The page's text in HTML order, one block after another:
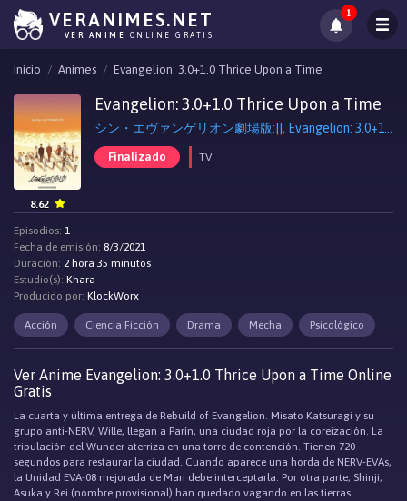
VERANIMES.NET
VER ANIME ONLINE GRATIS
1
Inicio Animes Evangelion: 3.0+1.0 Thrice Upon a Time
Evangelion: 3.0+1.0 Thrice Upon a Time
Finalizado TV
8.62
Episodios: 1
Fecha de emisión: 8/3/2021
Duración: 2 hora 35 minutos
Estudio(s): Khara
Producido por: KlockWorx
Acción Ciencia Ficción Drama Mecha Psicológico
Ver Anime Evangelion: 3.0+1.0 Thrice Upon a Time Online
Gratis
La cuarta y última entrega de Rebuild of Evangelion. Misato Katsuragi y su
grupo anti-NERV, Wille, llegan a Parín, una ciudad roja por la coreización. La
tripulación del Wunder aterriza en una torre de contención. Tienen 720
segundos para restaurar la ciudad. Cuando aparece una horda de NERV-EVAs,
la Unidad EVA-08 mejorada de Mari debe interceptarla. Por otra parte, Shinji,
Asuka y Rei (nombre provisional) han quedado vagando en las tierras